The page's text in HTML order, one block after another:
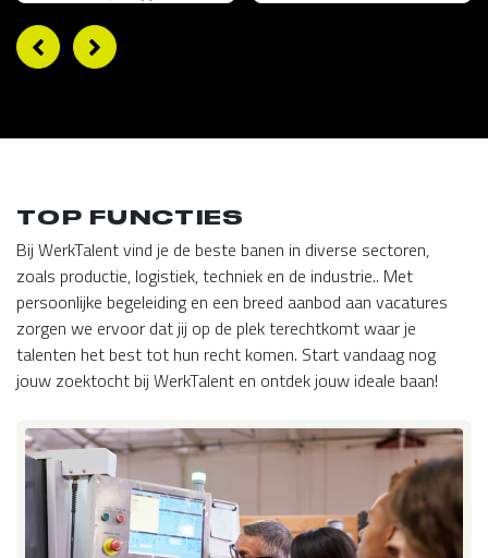
TOP FUNCTIES
Bij WerkTalent vind je de beste banen in diverse sectoren,
zoals productie, logistiek, techniek en de industrie.. Met
persoonlijke begeleiding en een breed aanbod aan vacatures
zorgen we ervoor dat jij op de plek terechtkomt waar je
talenten het best tot hun recht komen. Start vandaag nog
jouw zoektocht bij WerkTalent en ontdek jouw ideale baan!